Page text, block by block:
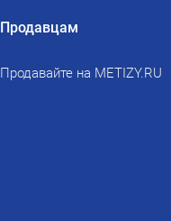
Продавцам
Продавайте на METIZY.RU